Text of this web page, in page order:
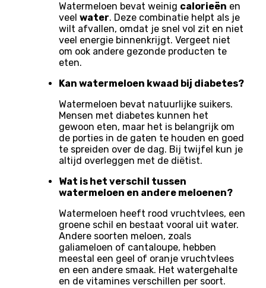
Watermeloen bevat weinig calorieën en
veel water. Deze combinatie helpt als je
wilt afvallen, omdat je snel vol zit en niet
veel energie binnenkrijgt. Vergeet niet
om ook andere gezonde producten te
eten.
Kan watermeloen kwaad bij diabetes?
Watermeloen bevat natuurlijke suikers.
Mensen met diabetes kunnen het
gewoon eten, maar het is belangrijk om
de porties in de gaten te houden en goed
te spreiden over de dag. Bij twijfel kun je
altijd overleggen met de diëtist.
Wat is het verschil tussen
watermeloen en andere meloenen?
Watermeloen heeft rood vruchtvlees, een
groene schil en bestaat vooral uit water.
Andere soorten meloen, zoals
galiameloen of cantaloupe, hebben
meestal een geel of oranje vruchtvlees
en een andere smaak. Het watergehalte
en de vitamines verschillen per soort.